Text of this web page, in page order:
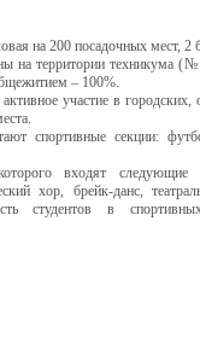
на 200 посадочных мест, 2
на территории техникума
– 100%.
участие в городских,
спортивные секции:
входят следующие
хор, брейк-данс,
студентов в